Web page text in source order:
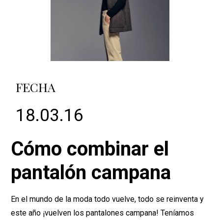
FECHA
18.03.16
Cómo combinar el
pantalón campana
En el mundo de la moda todo vuelve, todo se reinventa y
este año ¡vuelven los pantalones campana! Teníamos